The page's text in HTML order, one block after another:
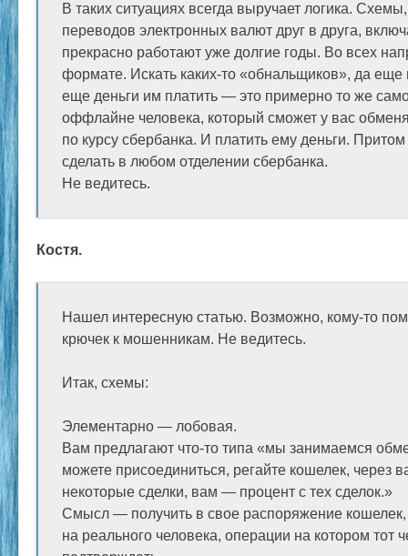
В таких ситуациях всегда выручает логика.
переводов электронных валют друг в друга,
прекрасно работают уже долгие годы. Во всех
формате. Искать каких-то «обнальщиков», да еще
еще деньги им платить — это примерно то же
оффлайне человека, который сможет у вас
по курсу сбербанка. И платить ему деньги.
сделать в любом отделении сбербанка.
Не ведитесь.
Костя.
Нашел интересную статью. Возможно, кому-то
крючек к мошенникам. Не ведитесь.
Итак, схемы:
Элементарно — лобовая.
Вам предлагают что-то типа «мы занимаемся
можете присоединиться, регайте кошелек, через
некоторые сделки, вам — процент с тех сделок.»
Смысл — получить в свое распоряжение кошелек,
на реального человека, операции на котором тот